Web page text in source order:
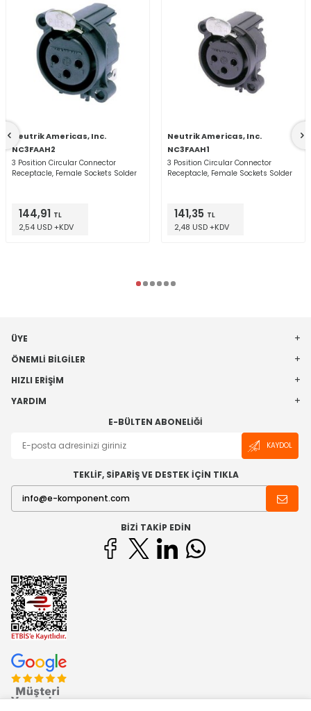
Neutrik Americas, Inc.
NC3FAAH2
3 Position Circular Connector
Receptacle, Female Sockets Solder
144,91 TL
2,54 USD +KDV
Neutrik Americas, Inc.
NC3FAAH1
3 Position Circular Connector
Receptacle, Female Sockets Solder
141,35 TL
2,48 USD +KDV
ÜYE
ÖNEMLI BILGILER
HIZLI ERIŞIM
YARDIM
E-BÜLTEN ABONELIĞI
KAYDOL
TEKLİF, SİPARİŞ VE DESTEK İÇİN TIKLA
BIZI TAKIP EDIN